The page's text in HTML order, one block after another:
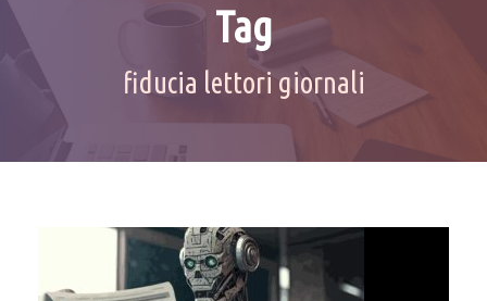
Tag
fiducia lettori giornali